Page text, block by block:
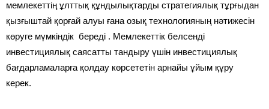
мемлекеттің ұлттық құндылықтарды стратегиялық тұрғыдан
қызғыштай қорғай алуы ғана озық технологияның нәтижесін
көруге мүмкіндік береді . Мемлекеттік белсенді
инвестициялық саясатты тандыру үшін инвестициялық
бағдарламаларға қолдау көрсететін арнайы ұйым құру